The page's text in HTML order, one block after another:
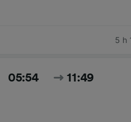
5 h
05:54 11:49